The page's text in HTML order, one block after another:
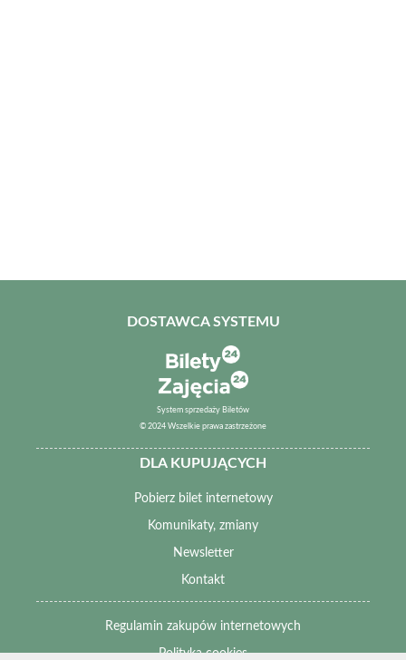
DOSTAWCA SYSTEMU
System sprzedaży Biletów
© 2024 Wszelkie prawa zastrzeżone
DLA KUPUJĄCYCH
Pobierz bilet internetowy
Komunikaty, zmiany
Newsletter
Kontakt
Regulamin zakupów internetowych
Polityka cookies